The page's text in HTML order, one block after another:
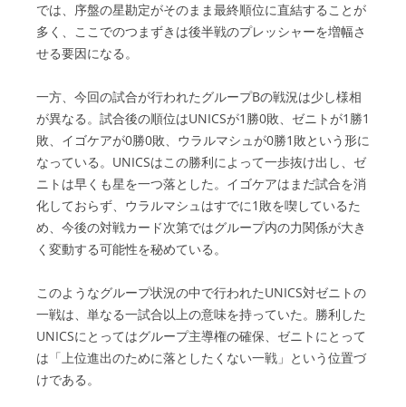
では、序盤の星勘定がそのまま最終順位に直結することが
多く、ここでのつまずきは後半戦のプレッシャーを増幅さ
せる要因になる。
一方、今回の試合が行われたグループBの戦況は少し様相
が異なる。試合後の順位はUNICSが1勝0敗、ゼニトが1勝1
敗、イゴケアが0勝0敗、ウラルマシュが0勝1敗という形に
なっている。UNICSはこの勝利によって一歩抜け出し、ゼ
ニトは早くも星を一つ落とした。イゴケアはまだ試合を消
化しておらず、ウラルマシュはすでに1敗を喫しているた
め、今後の対戦カード次第ではグループ内の力関係が大き
く変動する可能性を秘めている。
このようなグループ状況の中で行われたUNICS対ゼニトの
一戦は、単なる一試合以上の意味を持っていた。勝利した
UNICSにとってはグループ主導権の確保、ゼニトにとって
は「上位進出のために落としたくない一戦」という位置づ
けである。